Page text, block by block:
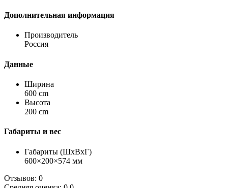
Дополнительная информация
Производитель
Россия
Данные
Ширина
600 cm
Высота
200 cm
Габариты и вес
Габариты (ШхВхГ)
600×200×574 мм
Отзывов: 0